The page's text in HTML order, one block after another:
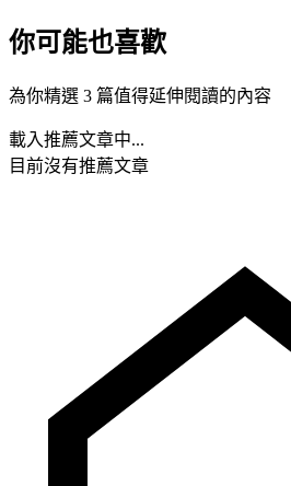
你可能也喜歡
為你精選 3 篇值得延伸閱讀的內容
載入推薦文章中...
目前沒有推薦文章